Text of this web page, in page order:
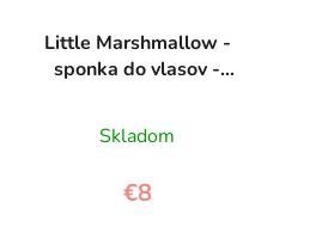
Little Marshmallow -
sponka do vlasov -
Skladom
€8